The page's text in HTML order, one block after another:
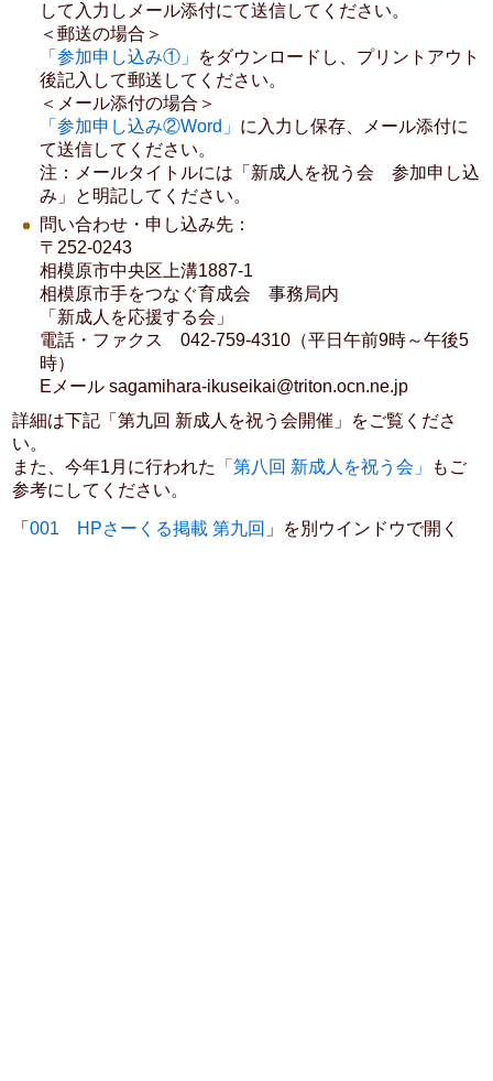
して入力しメール添付にて送信してください。
＜郵送の場合＞
「参加申し込み①」
をダウンロードし、プリントアウト
後記入して郵送してください。
＜メール添付の場合＞
「参加申し込み②Word」 に入力し保存、メール添付に
て送信してください。
注：メールタイトルには「新成人を祝う会 参加申し込
み」と明記してください。
問い合わせ・申し込み先：
〒252-0243
相模原市中央区上溝1887-1
相模原市手をつなぐ育成会 事務局内
「新成人を応援する会」
電話・ファクス 042-759-4310（平日午前9時～午後5
時）
Eメール sagamihara-ikuseikai@triton.ocn.ne.jp
詳細は下記「第九回 新成人を祝う会開催」をご覧くださ
い。
また、今年1月に行われた
「第八回 新成人を祝う会」
もご
参考にしてください。
「001 HPさーくる掲載 第九回 」を別ウインドウで開く